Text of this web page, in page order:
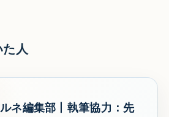
人
ネ編集部丨執筆協力：先